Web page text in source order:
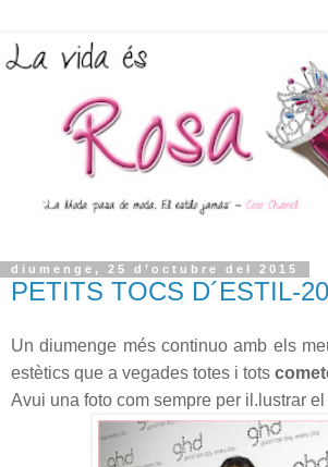
diumenge, 25 d’octubre del 2015
PETITS TOCS D´ESTIL-
Un diumenge més continuo amb els
estètics que a vegades totes i tots
Avui una foto com sempre per il.lustrar el